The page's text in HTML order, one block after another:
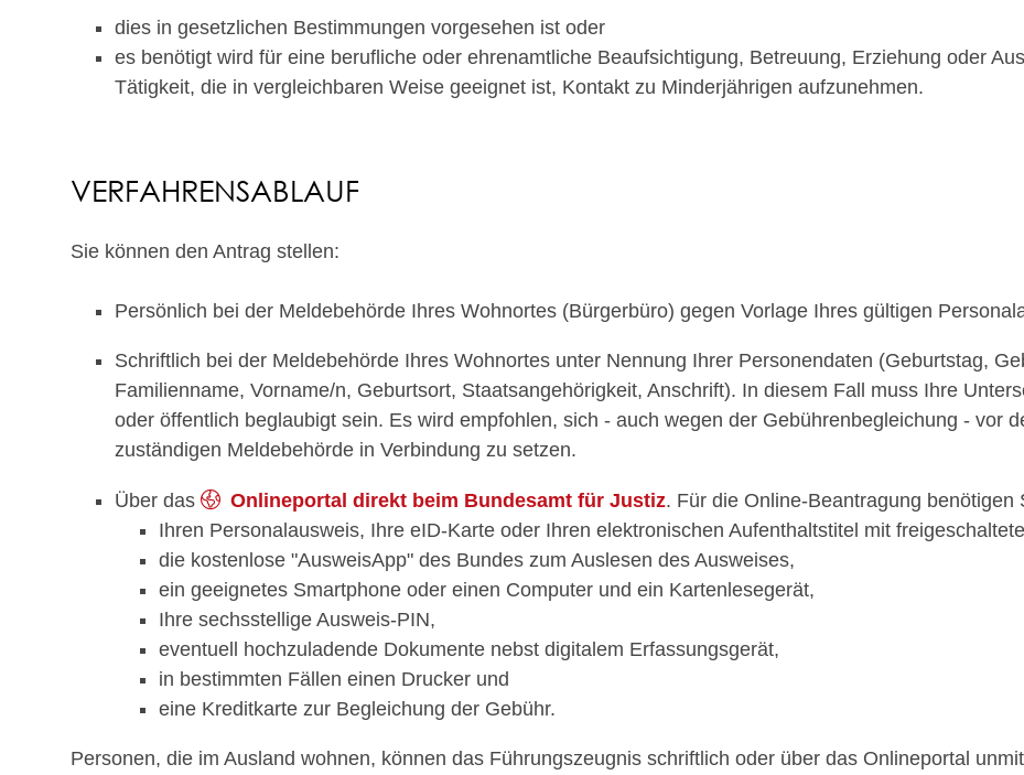
dies in gesetzlichen Bestimmungen vorgesehen ist oder
es benötigt wird für eine berufliche oder ehrenamtliche Beaufsichtigung, Betreuung, Erziehung oder
Tätigkeit, die in vergleichbaren Weise geeignet ist, Kontakt zu Minderjährigen aufzunehmen.
VERFAHRENSABLAUF
Sie können den Antrag stellen:
Persönlich bei der Meldebehörde Ihres Wohnortes (Bürgerbüro) gegen Vorlage Ihres gültigen
Schriftlich bei der Meldebehörde Ihres Wohnortes unter Nennung Ihrer Personendaten (Geburtstag,
Familienname, Vorname/n, Geburtsort, Staatsangehörigkeit, Anschrift). In diesem Fall muss Ihre
oder öffentlich beglaubigt sein. Es wird empfohlen, sich - auch wegen der Gebührenbegleichung - vor
zuständigen Meldebehörde in Verbindung zu setzen.
Über das Onlineportal direkt beim Bundesamt für Justiz. Für die Online-Beantragung benötigen
Ihren Personalausweis, Ihre eID-Karte oder Ihren elektronischen Aufenthaltstitel mit
die kostenlose "AusweisApp" des Bundes zum Auslesen des Ausweises,
ein geeignetes Smartphone oder einen Computer und ein Kartenlesegerät,
Ihre sechsstellige Ausweis-PIN,
eventuell hochzuladende Dokumente nebst digitalem Erfassungsgerät,
in bestimmten Fällen einen Drucker und
eine Kreditkarte zur Begleichung der Gebühr.
Personen, die im Ausland wohnen, können das Führungszeugnis schriftlich oder über das Onlineportal